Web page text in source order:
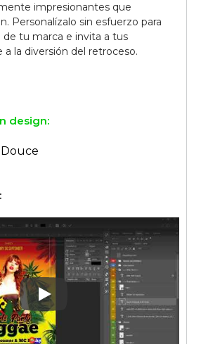
impresionantes que
Personalízalo sin esfuerzo para
de tu marca e invita a tus
a la diversión del retroceso.
design:
Play: Keynote (Google I/O